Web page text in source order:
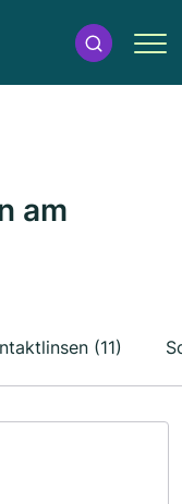
am
(11)